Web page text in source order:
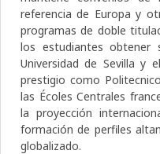
referencia de Europa y
programas de doble
los estudiantes obtener
Universidad de Sevilla y
prestigio como
las Écoles Centrales
la proyección
formación de perfiles
globalizado.